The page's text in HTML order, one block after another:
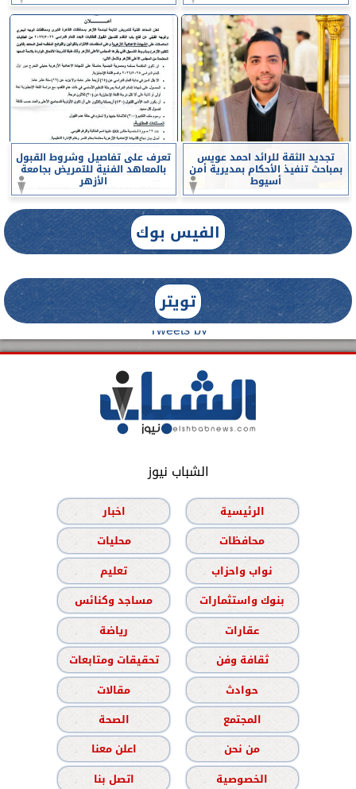
تجديد الثقة للرائد احمد عويس
بمباحث تنفيذ الأحكام بمديرية أمن
أسيوط
تعرف على تفاصيل وشروط القبول
بالمعاهد الفنية للتمريض بجامعة
الأزهر
الفيس بوك
تويتر
Tweets by
الشباب نيوز
الرئيسية
اخبار
محافظات
محليات
نواب واحزاب
تعليم
بنوك واستثمارات
مساجد وكنائس
عقارات
رياضة
ثقافة وفن
تحقيقات ومتابعات
حوادث
مقالات
المجتمع
الصحة
من نحن
اعلن معنا
الخصوصية
اتصل بنا